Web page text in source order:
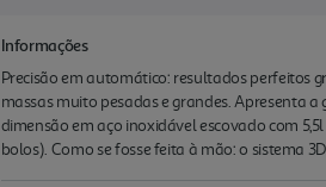
Informações
Precisão em automático: resultados perfeitos
massas muito pesadas e grandes. Apresenta
dimensão em aço inoxidável escovado com
bolos). Como se fosse feita à mão: o sistema